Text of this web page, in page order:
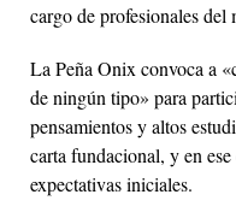
cargo de profesionales del
La Peña Onix convoca a
de ningún tipo» para
pensamientos y altos
carta fundacional, y en
expectativas iniciales.